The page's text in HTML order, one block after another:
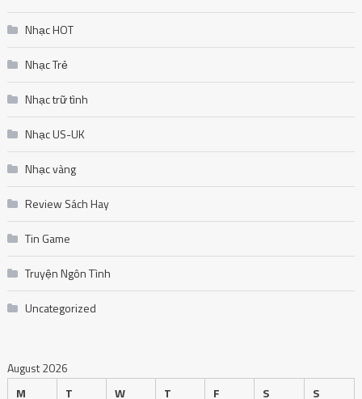
Nhạc HOT
Nhạc Trẻ
Nhạc trữ tình
Nhạc US-UK
Nhạc vàng
Review Sách Hay
Tin Game
Truyện Ngôn Tình
Uncategorized
August 2026
M
T W T F S S